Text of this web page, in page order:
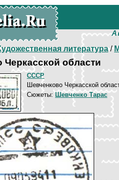
литература/
области
СССР
Шевченково Черкасской
Сюжеты: Шевченко Тарас